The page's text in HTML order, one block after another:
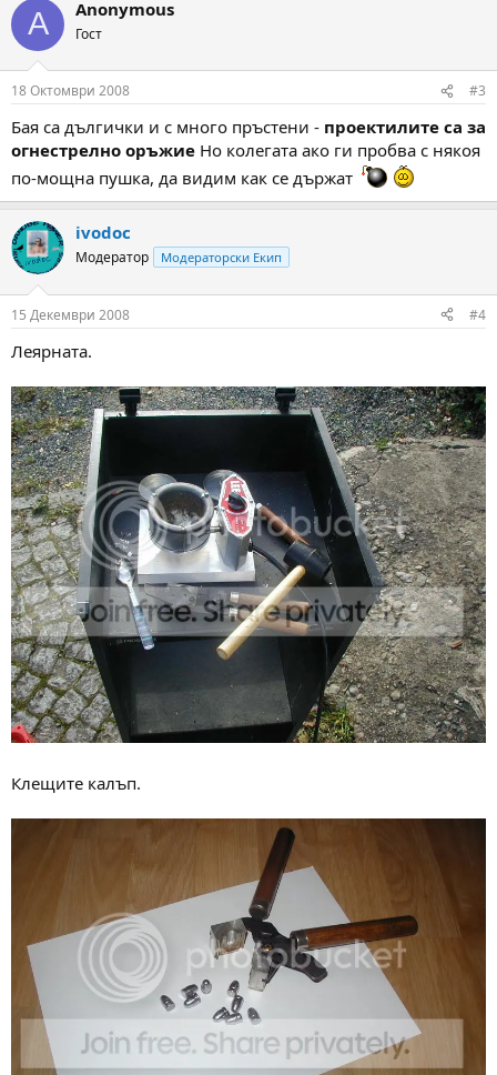
c
i
s
A Anonymous
Гост
18 Октомври 2008 #3
Бая са дългички и с много пръстени - проектилите са за
огнестрелно оръжие Но колегата ако ги пробва с някоя
по-мощна пушка, да видим как се държат
ivodoc
Модератор Модераторски Екип
15 Декември 2008 #4
Леярната.
Клещите калъп.